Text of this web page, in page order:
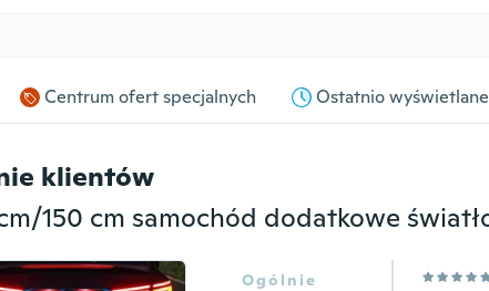
Centrum ofert specjalnych Ostatnio wyświetlane
klientów
Ogólnie